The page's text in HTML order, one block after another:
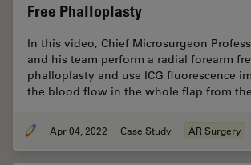
Free Phalloplasty
In this video, Chief Microsurgeon
and his team perform a radial forearm
phalloplasty and use ICG fluorescence
the blood flow in the whole flap from
Apr 04, 2022 Case Study AR Surgery